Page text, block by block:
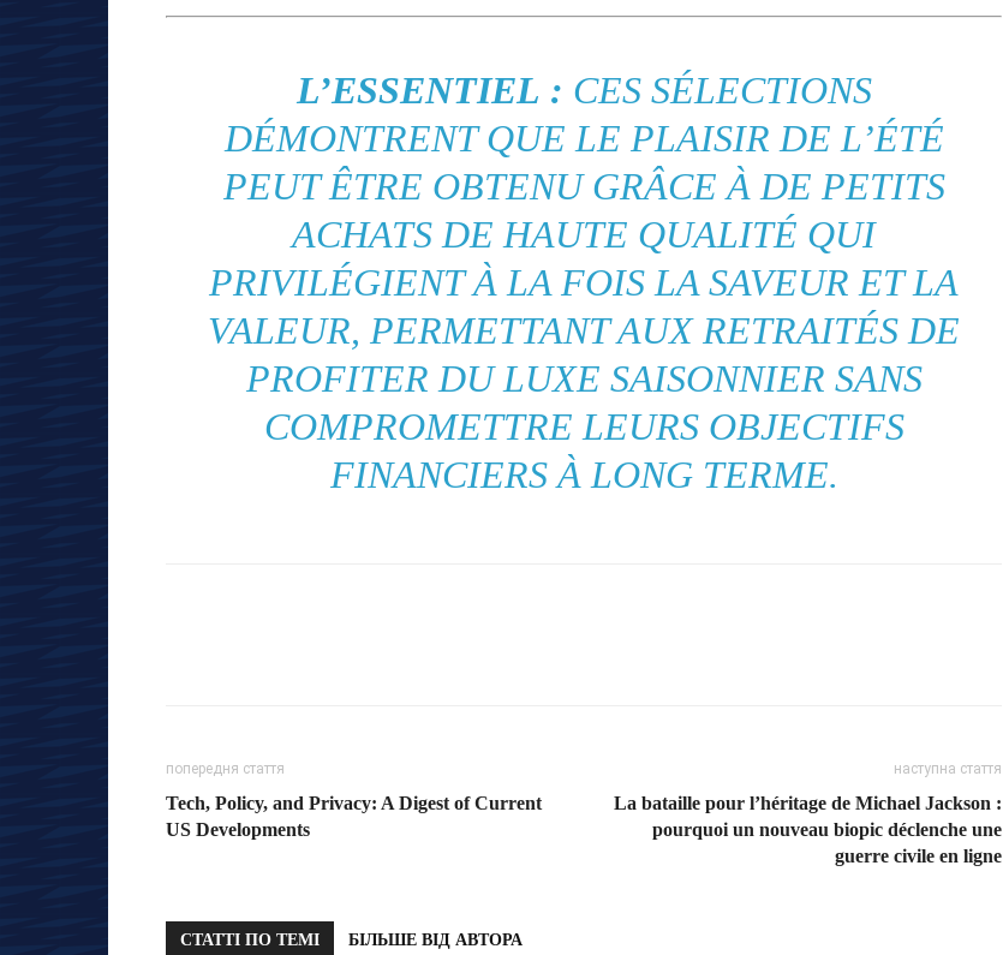
L’ESSENTIEL : CES SÉLECTIONS
DÉMONTRENT QUE LE PLAISIR DE L’ÉTÉ
PEUT ÊTRE OBTENU GRÂCE À DE PETITS
ACHATS DE HAUTE QUALITÉ QUI
PRIVILÉGIENT À LA FOIS LA SAVEUR ET LA
VALEUR, PERMETTANT AUX RETRAITÉS DE
PROFITER DU LUXE SAISONNIER SANS
COMPROMETTRE LEURS OBJECTIFS
FINANCIERS À LONG TERME.
попередня стаття
Tech, Policy, and Privacy: A Digest of Current
US Developments
наступна стаття
La bataille pour l’héritage de Michael Jackson :
pourquoi un nouveau biopic déclenche une
guerre civile en ligne
СТАТТІ ПО ТЕМІ БІЛЬШЕ ВІД АВТОРА